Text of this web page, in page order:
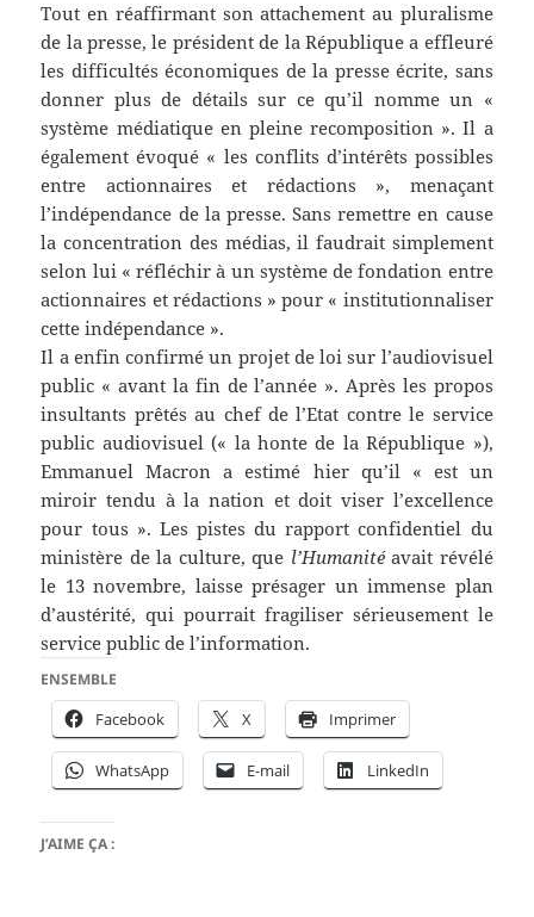
Tout en réaffirmant son attachement au pluralisme
de la presse, le président de la République a effleuré
les difficultés économiques de la presse écrite, sans
donner plus de détails sur ce qu’il nomme un «
système médiatique en pleine recomposition ». Il a
également évoqué « les conflits d’intérêts possibles
entre actionnaires et rédactions », menaçant
l’indépendance de la presse. Sans remettre en cause
la concentration des médias, il faudrait simplement
selon lui « réfléchir à un système de fondation entre
actionnaires et rédactions » pour « institutionnaliser
cette indépendance ».
Il a enfin confirmé un projet de loi sur l’audiovisuel
public « avant la fin de l’année ». Après les propos
insultants prêtés au chef de l’Etat contre le service
public audiovisuel (« la honte de la République »),
Emmanuel Macron a estimé hier qu’il « est un
miroir tendu à la nation et doit viser l’excellence
pour tous ». Les pistes du rapport confidentiel du
ministère de la culture, que l’Humanitéavait révélé
le 13 novembre, laisse présager un immense plan
d’austérité, qui pourrait fragiliser sérieusement le
service public de l’information.
ENSEMBLE
Facebook X Imprimer
WhatsApp E-mail LinkedIn
J’AIME ÇA :